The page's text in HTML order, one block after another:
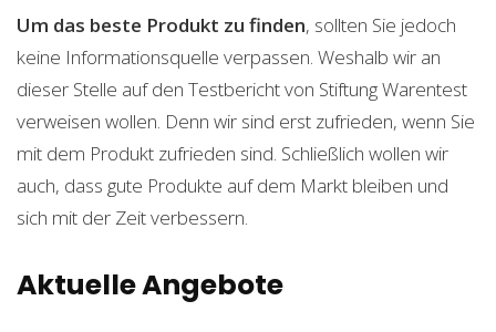
Um das beste Produkt zu finden, sollten Sie jedoch
keine Informationsquelle verpassen. Weshalb wir an
dieser Stelle auf den Testbericht von Stiftung Warentest
verweisen wollen. Denn wir sind erst zufrieden, wenn Sie
mit dem Produkt zufrieden sind. Schließlich wollen wir
auch, dass gute Produkte auf dem Markt bleiben und
sich mit der Zeit verbessern.
Aktuelle Angebote